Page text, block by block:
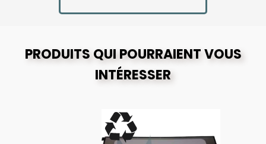
PRODUITS QUI POURRAIENT VOUS
INTÉRESSER